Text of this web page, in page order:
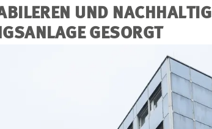
UND
GESORGT